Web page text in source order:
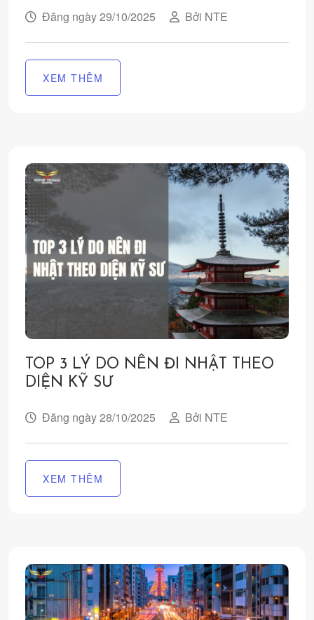
Đăng ngày 29/10/2025 Bởi NTE
XEM THÊM
TOP 3 LÝ DO NÊN ĐI NHẬT THEO
DIỆN KỸ SƯ
Đăng ngày 28/10/2025 Bởi NTE
XEM THÊM